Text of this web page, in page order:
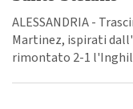
ALESSANDRIA -
Martinez, ispirati
rimontato 2-1